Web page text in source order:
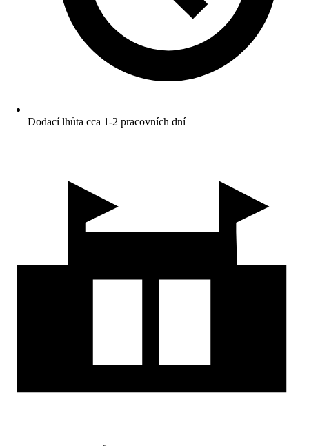
Dodací lhůta cca 1-2 pracovních dní